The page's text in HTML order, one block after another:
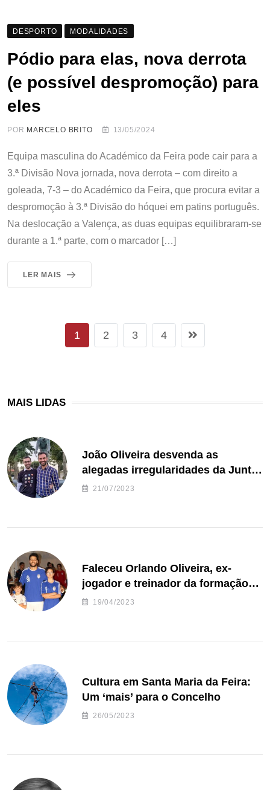
DESPORTO MODALIDADES
Pódio para elas, nova derrota
(e possível despromoção) para
eles
POR MARCELO BRITO 13/05/2024
Equipa masculina do Académico da Feira pode cair para a
3.ª Divisão Nova jornada, nova derrota – com direito a
goleada, 7-3 – do Académico da Feira, que procura evitar a
despromoção à 3.ª Divisão do hóquei em patins português.
Na deslocação a Valença, as duas equipas equilibraram-se
durante a 1.ª parte, com o marcador […]
LER MAIS
1 2 3 4
MAIS LIDAS
João Oliveira desvenda as
alegadas irregularidades da Junta
de Freguesia S. João de Ver
21/07/2023
Faleceu Orlando Oliveira, ex-
jogador e treinador da formação
de andebol do Feirense
19/04/2023
Cultura em Santa Maria da Feira:
Um ‘mais’ para o Concelho
26/05/2023